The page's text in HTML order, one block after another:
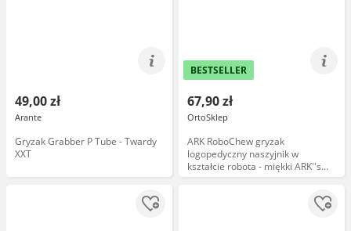
49,00 zł
Arante
Gryzak Grabber P Tube - Twardy
XXT
BESTSELLER
67,90 zł
OrtoSklep
ARK RoboChew gryzak
logopedyczny naszyjnik w
kształcie robota - miękki ARK''s
Flower Chew Necklace